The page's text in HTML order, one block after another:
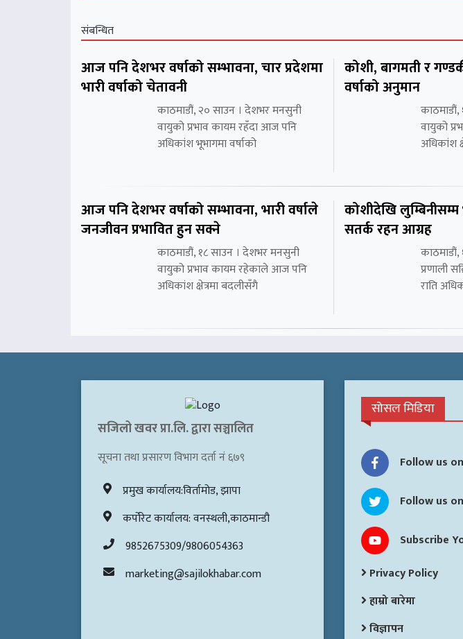
संबन्धित
आज पनि देशभर वर्षाको सम्भावना, चार प्रदेशमा
भारी वर्षाको चेतावनी
काठमाडौं, २० साउन । देशभर मनसुनी
वायुको प्रभाव कायम रहँदा आज पनि
अधिकांश भूभागमा वर्षाको
कोशी, बागमती र
वर्षाको अनुमान
वायुको
अधिकांश
आज पनि देशभर वर्षाको सम्भावना, भारी वर्षाले
जनजीवन प्रभावित हुन सक्ने
काठमाडौं, १८ साउन । देशभर मनसुनी
वायुको प्रभाव कायम रहेकाले आज पनि
अधिकांश क्षेत्रमा बदलीसँगै
कोशीदेखि लुम्बिनीसम्म
सतर्क रहन आग्रह
प्रणाली
राति
सजिलो खवर प्रा.लि. द्वारा सञ्चालित
सूचना तथा प्रसारण विभाग दर्ता नं ६७९
प्रमुख कार्यालय:विर्तामोड, झापा
कर्पोरेट कार्यालय: वनस्थली,काठमान्डौ
9852675309/9806054363
marketing@sajilokhabar.com
सोसल मिडिया
Follow us
Follow us
Subscribe
Privacy Policy
हाम्रो बारेमा
विज्ञापन